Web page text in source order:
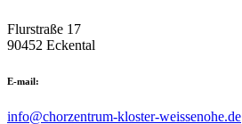
Flurstraße 17
90452 Eckental
E-mail:
info@chorzentrum-kloster-weissenohe.de